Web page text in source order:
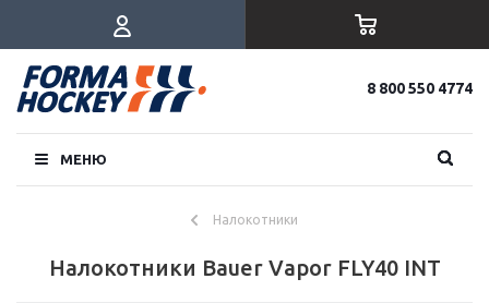
8 800 550 4774
МЕНЮ
Налокотники
Налокотники Bauer Vapor FLY40 INT